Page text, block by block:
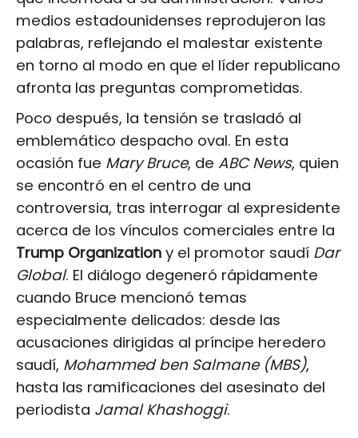
medios estadounidenses reprodujeron las
palabras, reflejando el malestar existente
en torno al modo en que el líder republicano
afronta las preguntas comprometidas.
Poco después, la tensión se trasladó al
emblemático despacho oval. En esta
ocasión fue Mary Bruce, de ABC News, quien
se encontró en el centro de una
controversia, tras interrogar al expresidente
acerca de los vínculos comerciales entre la
Trump Organization y el promotor saudí Dar
Global. El diálogo degeneró rápidamente
cuando Bruce mencionó temas
especialmente delicados: desde las
acusaciones dirigidas al príncipe heredero
saudí, Mohammed ben Salmane (MBS),
hasta las ramificaciones del asesinato del
periodista Jamal Khashoggi.